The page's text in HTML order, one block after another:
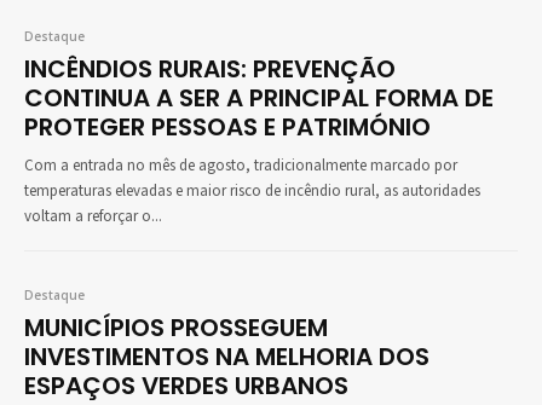
Destaque
INCÊNDIOS RURAIS: PREVENÇÃO
CONTINUA A SER A PRINCIPAL FORMA DE
PROTEGER PESSOAS E PATRIMÓNIO
Com a entrada no mês de agosto, tradicionalmente marcado por
temperaturas elevadas e maior risco de incêndio rural, as autoridades
voltam a reforçar o...
Destaque
MUNICÍPIOS PROSSEGUEM
INVESTIMENTOS NA MELHORIA DOS
ESPAÇOS VERDES URBANOS